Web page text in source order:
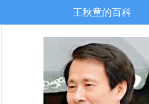
王秋童的百科